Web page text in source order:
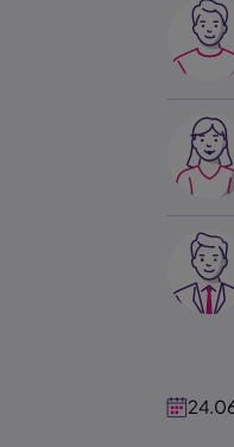
Image
Image
Image